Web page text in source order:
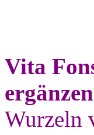
Vita
Wurzeln